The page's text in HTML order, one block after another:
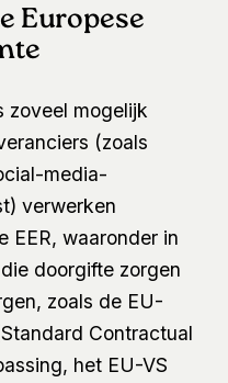
Europese
zoveel mogelijk
(zoals
media-
verwerken
EER, waaronder in
doorgifte zorgen
zoals de EU-
Contractual
het EU-VS